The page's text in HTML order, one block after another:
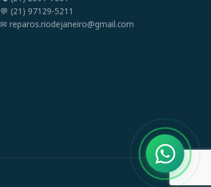
💬 (21) 97129-5211
✉ reparos.riodejaneiro@gmail.com